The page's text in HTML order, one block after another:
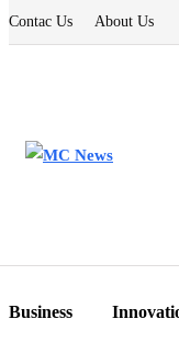
Contac Us About Us
Business